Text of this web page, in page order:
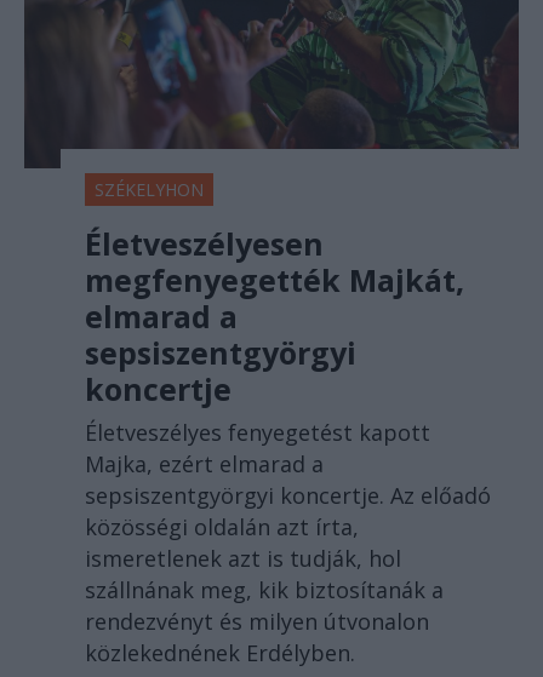
SZÉKELYHON
Életveszélyesen
megfenyegették Majkát,
elmarad a
sepsiszentgyörgyi
koncertje
Életveszélyes fenyegetést kapott
Majka, ezért elmarad a
sepsiszentgyörgyi koncertje. Az előadó
közösségi oldalán azt írta,
ismeretlenek azt is tudják, hol
szállnának meg, kik biztosítanák a
rendezvényt és milyen útvonalon
közlekednének Erdélyben.